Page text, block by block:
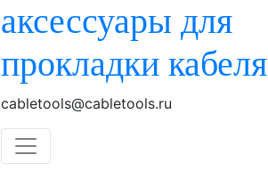
аксессуары для
прокладки кабеля
cabletools@cabletools.ru